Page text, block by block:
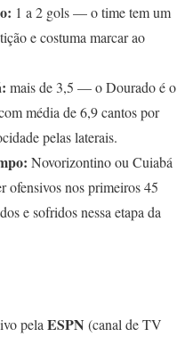
1 a 2 gols — o time tem um
e costuma marcar ao
mais de 3,5 — o Dourado é o
média de 6,9 cantos por
pelas laterais.
Novorizontino ou Cuiabá
ofensivos nos primeiros 45
e sofridos nessa etapa da
pela ESPN (canal de TV